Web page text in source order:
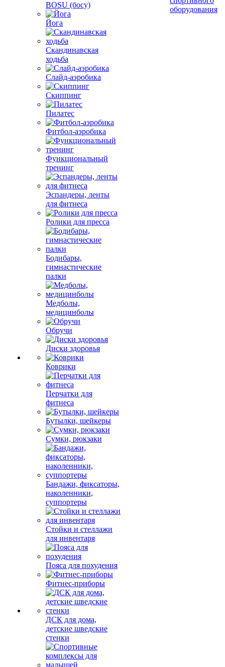
BOSU (босу)
Йога
Скандинавская
ходьба
Слайд-аэробика
Скиппинг
Пилатес
Фитбол-аэробика
Функциональный
тренинг
Эспандеры, ленты
для фитнеса
Ролики для пресса
Бодибары,
гимнастические
палки
Медболы,
медицинболы
Обручи
Диски здоровья
Коврики
Перчатки для
фитнеса
Бутылки, шейкеры
Сумки, рюкзаки
Бандажи, фиксаторы,
наколенники,
суппортеры
Стойки и стеллажи
для инвентаря
Пояса для похудения
Фитнес-приборы
ДСК для дома,
детские шведские
стенки
оборудования